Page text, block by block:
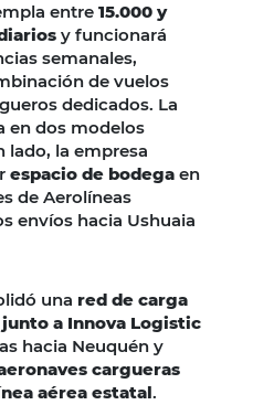
entre 15.000 y
y funcionará
semanales,
de vuelos
dedicados. La
en dos modelos
lado, la empresa
espacio de bodega en
de Aerolíneas
envíos hacia Ushuaia
una red de carga
a Innova Logistic
hacia Neuquén y
cargueras
aérea estatal.